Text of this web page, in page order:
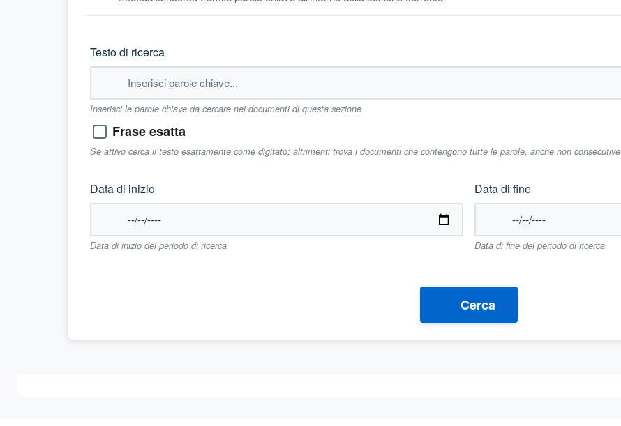
Testo di ricerca
Inserisci le parole chiave da cercare nei documenti di questa sezione
Frase esatta
Se attivo cerca il testo esattamente come digitato; altrimenti trova i documenti che contengono tutte le parole, anche non consecutive
Data di inizio
Data di inizio del periodo di ricerca
Data di fine
Data di fine del periodo di ricerca
Cerca